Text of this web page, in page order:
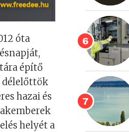
óta
építő
délelőttök
hazai és
helyét a